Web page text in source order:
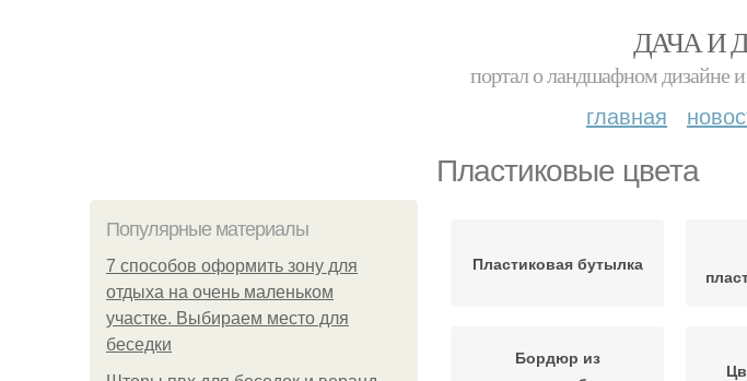
ДАЧА И
портал о ландшафном дизайне и
главная
Пластиковые цвета
Популярные материалы
7 способов оформить зону для
отдыха на очень маленьком
участке. Выбираем место для
беседки
Пластиковая бутылка
Бордюр из